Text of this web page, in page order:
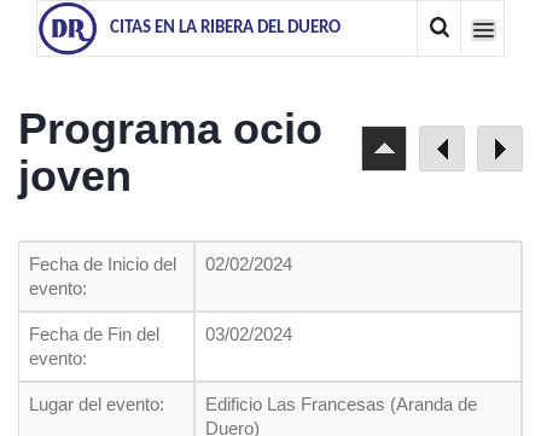
CITAS EN LA RIBERA DEL DUERO
Programa ocio
joven
Fecha de Inicio del
evento:
02/02/2024
Fecha de Fin del
evento:
03/02/2024
Lugar del evento:
Edificio Las Francesas (Aranda de
Duero)